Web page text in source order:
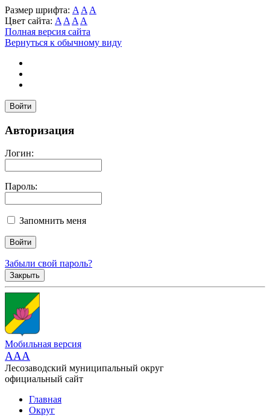
Размер шрифта: A A A
Цвет сайта: A A A A
Полная версия сайта
Вернуться к обычному виду
Войти
Авторизация
Логин:
Пароль:
Запомнить меня
Забыли свой пароль?
Закрыть
Мобильная версия
AAA
Лесозаводский муниципальный округ
официальный сайт
Главная
Округ